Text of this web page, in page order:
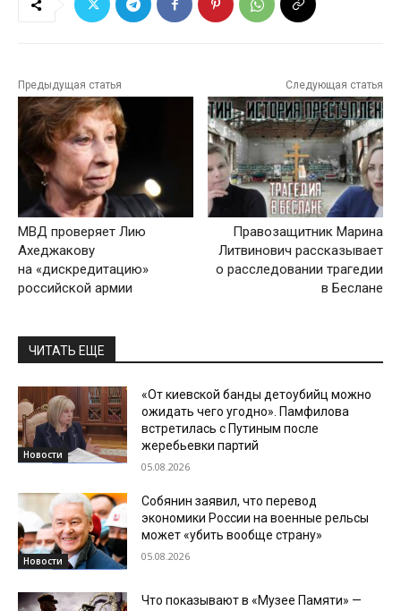
Предыдущая статья
МВД проверяет Лию
Ахеджакову
на «дискредитацию»
российской армии
Следующая статья
Правозащитник Марина
Литвинович рассказывает
о расследовании трагедии
в Беслане
ЧИТАТЬ ЕЩЕ
Новости
«От киевской банды детоубийц можно
ожидать чего угодно». Памфилова
встретилась с Путиным после
жеребьевки партий
05.08.2026
Новости
Собянин заявил, что перевод
экономики России на военные рельсы
может «убить вообще страну»
05.08.2026
Что показывают в «Музее Памяти» —